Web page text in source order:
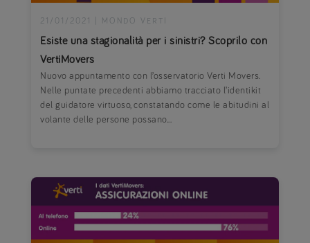
Esiste una stagionalità per i sinistri? Scoprilo con
VertiMovers
21/01/2021 MONDO VERTI
Nuovo appuntamento con l’osservatorio Verti Movers.
Nelle puntate precedenti abbiamo tracciato l’identikit
del guidatore virtuoso, constatando come le abitudini al
volante delle persone possano...